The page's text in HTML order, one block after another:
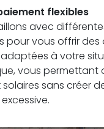
flexibles
avec
pour vous offrir des
à votre
vous permettant
sans créer